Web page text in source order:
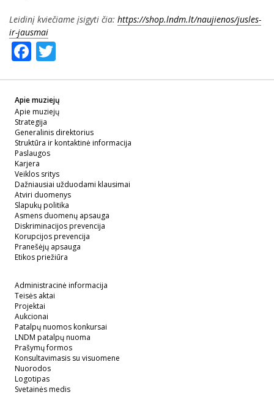
Leidinį kviečiame įsigyti čia: https://shop.lndm.lt/naujienos/jusles-
ir-jausmai
Facebook
Apie muziejų
Apie muziejų
Strategija
Generalinis direktorius
Struktūra ir kontaktinė informacija
Paslaugos
Karjera
Veiklos sritys
Dažniausiai užduodami klausimai
Atviri duomenys
Slapukų politika
Asmens duomenų apsauga
Diskriminacijos prevencija
Korupcijos prevencija
Pranešėjų apsauga
Etikos priežiūra
Administracinė informacija
Teisės aktai
Projektai
Aukcionai
Patalpų nuomos konkursai
LNDM patalpų nuoma
Prašymų formos
Konsultavimasis su visuomene
Nuorodos
Logotipas
Svetainės medis